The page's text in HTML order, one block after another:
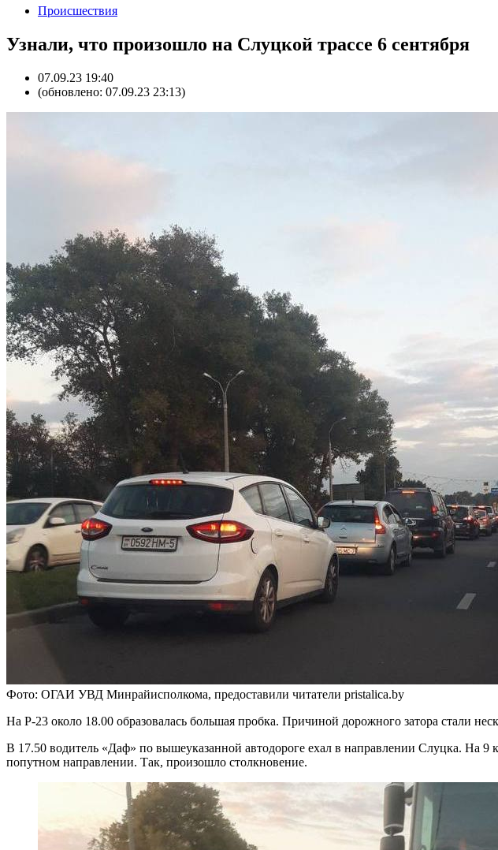
Происшествия
Узнали, что произошло на Слуцкой трассе 6 сентября
07.09.23 19:40
(обновлено: 07.09.23 23:13)
Фото: ОГАИ УВД Минрайисполкома, предоставили читатели pristalica.by
На Р-23 около 18.00 образовалась большая пробка. Причиной дорожного затора стали
В 17.50 водитель «Даф» по вышеуказанной автодороге ехал в направлении Слуцка. На 9
попутном направлении. Так, произошло столкновение.